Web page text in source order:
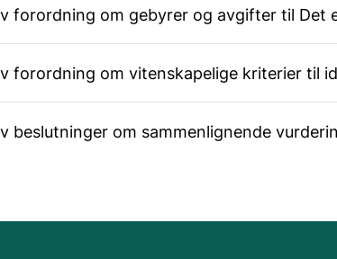
forordning om gebyrer og avgifter til Det
forordning om vitenskapelige kriterier til
beslutninger om sammenlignende